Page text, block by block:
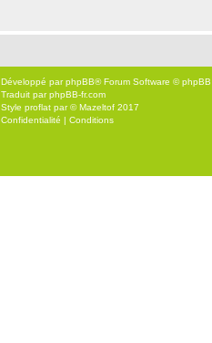
Développé parphpBB® Forum Software © phpBB
Traduit parphpBB-fr.com
Style proflat par ©Mazeltof 2017
Confidentialité | Conditions